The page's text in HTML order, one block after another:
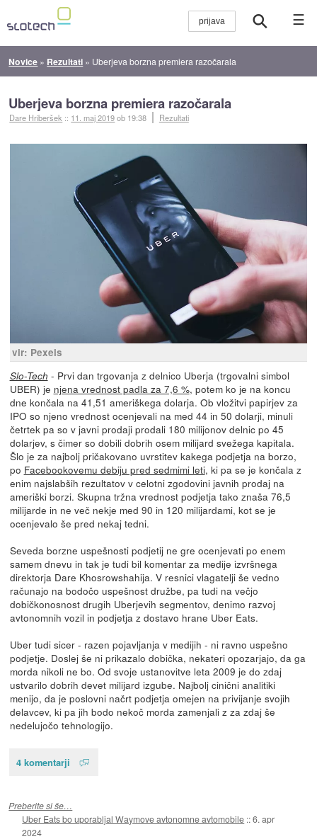
☰
Novice » Rezultati » Uberjeva borzna premiera razočarala
Uberjeva borzna premiera razočarala
Dare Hriberšek :: 11. maj 2019ob 19:38 Rezultati
vir: Pexels
Slo-Tech - Prvi dan trgovanja z delnico Uberja (trgovalni simbol
UBER) je njena vrednost padla za 7,6 %, potem ko je na koncu
dne končala na 41,51 ameriškega dolarja. Ob vložitvi papirjev za
IPO so njeno vrednost ocenjevali na med 44 in 50 dolarji, minuli
četrtek pa so v javni prodaji prodali 180 milijonov delnic po 45
dolarjev, s čimer so dobili dobrih osem milijard svežega kapitala.
Šlo je za najbolj pričakovano uvrstitev kakega podjetja na borzo,
po Facebookovemu debiju pred sedmimi leti, ki pa se je končala z
enim najslabših rezultatov v celotni zgodovini javnih prodaj na
ameriški borzi. Skupna tržna vrednost podjetja tako znaša 76,5
milijarde in ne več nekje med 90 in 120 milijardami, kot se je
ocenjevalo še pred nekaj tedni.
Seveda borzne uspešnosti podjetij ne gre ocenjevati po enem
samem dnevu in tak je tudi bil komentar za medije izvršnega
direktorja Dare Khosrowshahija. V resnici vlagatelji še vedno
računajo na bodočo uspešnost družbe, pa tudi na večjo
dobičkonosnost drugih Uberjevih segmentov, denimo razvoj
avtonomnih vozil in podjetja z dostavo hrane Uber Eats.
Uber tudi sicer - razen pojavljanja v medijih - ni ravno uspešno
podjetje. Doslej še ni prikazalo dobička, nekateri opozarjajo, da ga
morda nikoli ne bo. Od svoje ustanovitve leta 2009 je do zdaj
ustvarilo dobrih devet milijard izgube. Najbolj cinični analitiki
menijo, da je poslovni načrt podjetja omejen na privijanje svojih
delavcev, ki pa jih bodo nekoč morda zamenjali z za zdaj še
nedelujočo tehnologijo.
4 komentarji
Preberite si še…
Uber Eats bo uporabljal Waymove avtonomne avtomobile ::6. apr
2024